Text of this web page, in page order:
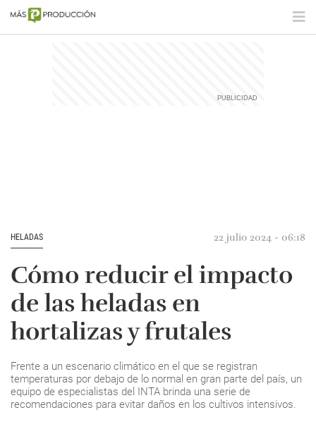
HELADAS 22 julio 2024 - 06:18
Cómo reducir el impacto
de las heladas en
hortalizas y frutales
Frente a un escenario climático en el que se registran
temperaturas por debajo de lo normal en gran parte del país, un
equipo de especialistas del INTA brinda una serie de
recomendaciones para evitar daños en los cultivos intensivos.